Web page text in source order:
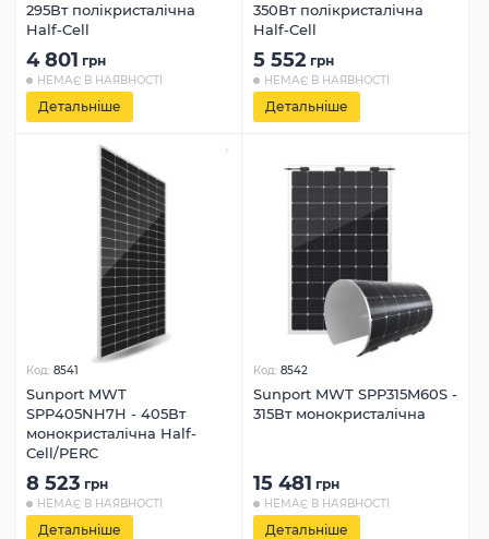
295Вт полікристалічна
Half-Cell
4 801 грн
НЕМАЄ В НАЯВНОСТІ
Детальніше
350Вт полікристалічна
Half-Cell
5 552 грн
НЕМАЄ В НАЯВНОСТІ
Детальніше
Код: 8541
Sunport MWT
SPP405NH7H - 405Вт
монокристалічна Half-
Cell/PERC
8 523 грн
НЕМАЄ В НАЯВНОСТІ
Детальніше
Код: 8542
Sunport MWT SPP315M60S -
315Вт монокристалічна
15 481 грн
НЕМАЄ В НАЯВНОСТІ
Детальніше